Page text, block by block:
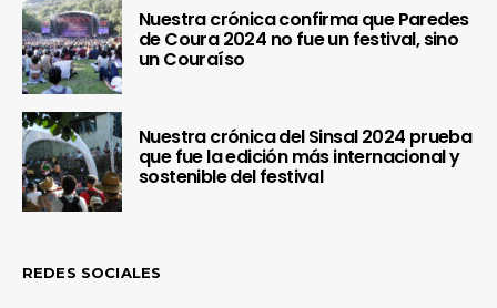
Nuestra crónica confirma que Paredes
de Coura 2024 no fue un festival, sino
un Couraíso
Nuestra crónica del Sinsal 2024 prueba
que fue la edición más internacional y
sostenible del festival
REDES SOCIALES